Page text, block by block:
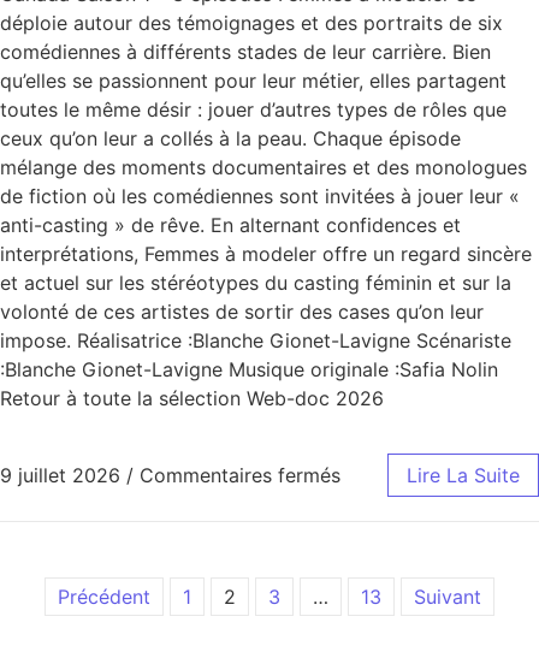
déploie autour des témoignages et des portraits de six
comédiennes à différents stades de leur carrière. Bien
qu’elles se passionnent pour leur métier, elles partagent
toutes le même désir : jouer d’autres types de rôles que
ceux qu’on leur a collés à la peau. Chaque épisode
mélange des moments documentaires et des monologues
de fiction où les comédiennes sont invitées à jouer leur «
anti-casting » de rêve. En alternant confidences et
interprétations, Femmes à modeler offre un regard sincère
et actuel sur les stéréotypes du casting féminin et sur la
volonté de ces artistes de sortir des cases qu’on leur
impose. Réalisatrice :Blanche Gionet-Lavigne Scénariste
:Blanche Gionet-Lavigne Musique originale :Safia Nolin
Retour à toute la sélection Web-doc 2026
9 juillet 2026 / Commentaires fermés Lire La Suite
Précédent 1 2 3 … 13 Suivant